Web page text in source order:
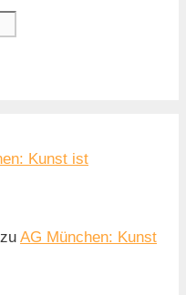
Kunst ist
zu AG München: Kunst